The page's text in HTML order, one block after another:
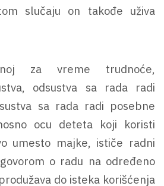
slučaju on takođe uživa
za vreme trudnoće,
odsustva sa rada radi
sa rada radi posebne
ocu deteta koji koristi
umesto majke, ističe radni
o radu na određeno
do isteka korišćenja